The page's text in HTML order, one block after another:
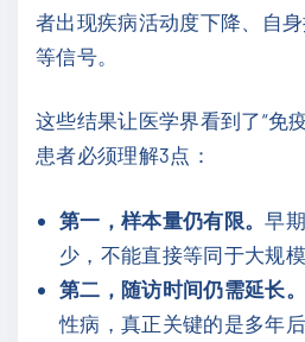
者出现疾病活动度下降、自
等信号。
这些结果让医学界看到了“免
患者必须理解3点：
第一，样本量仍有限。早
少，不能直接等同于大规
第二，随访时间仍需延长。
性病，真正关键的是多年